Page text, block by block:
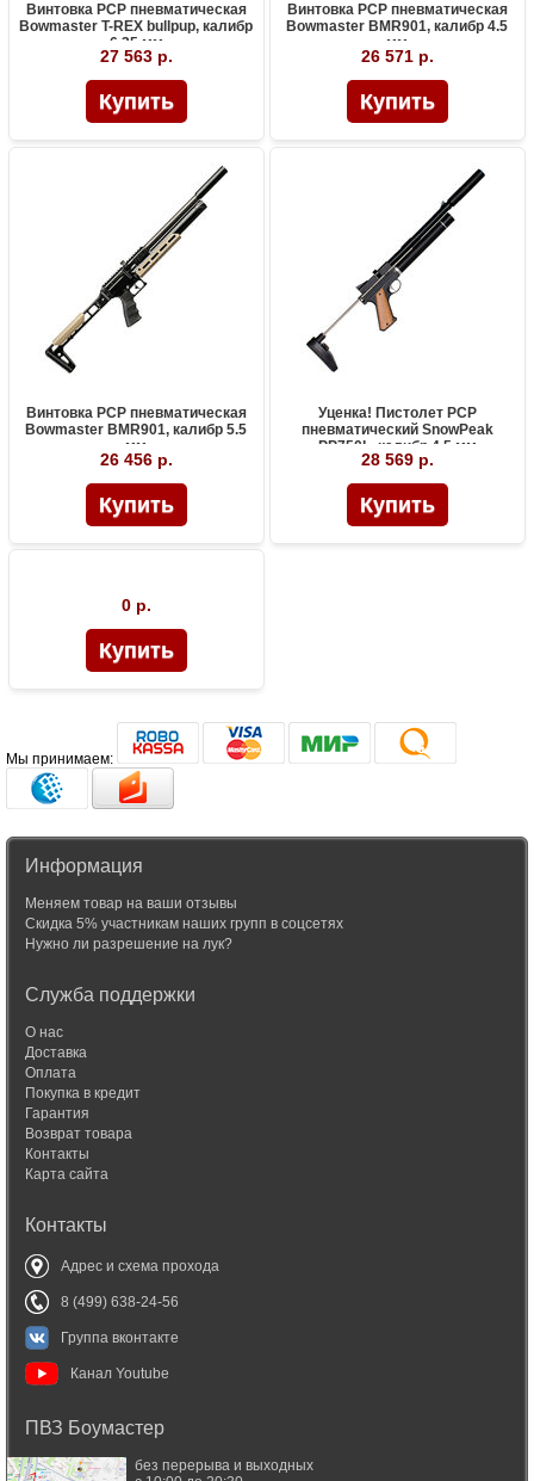
Винтовка PCP пневматическая
Bowmaster T-REX bullpup, калибр
6.35 мм
27 563 р.
Винтовка PCP пневматическая
Bowmaster BMR901, калибр 4.5
мм
26 571 р.
Винтовка PCP пневматическая
Bowmaster BMR901, калибр 5.5
мм
26 456 р.
Уценка! Пистолет PCP
пневматический SnowPeak
PP750L, калибр 4.5 мм
28 569 р.
0 р.
Мы принимаем:
Информация
Меняем товар на ваши отзывы
Скидка 5% участникам наших групп в соцсетях
Нужно ли разрешение на лук?
Служба поддержки
О нас
Доставка
Оплата
Покупка в кредит
Гарантия
Возврат товара
Контакты
Карта сайта
Контакты
Адрес и схема прохода
8 (499) 638-24-56
Группа вконтакте
Канал Youtube
ПВЗ Боумастер
без перерыва и выходных